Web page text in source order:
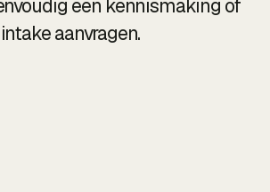
een kennismaking of
intake aanvragen.